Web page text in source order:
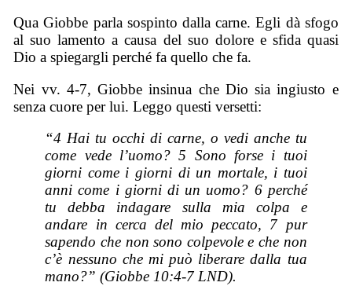
Qua Giobbe parla sospinto dalla carne. Egli dà sfogo
al suo lamento a causa del suo dolore e sfida quasi
Dio a spiegargli perché fa quello che fa.
Nei vv. 4-7, Giobbe insinua che Dio sia ingiusto e
senza cuore per lui. Leggo questi versetti:
“4 Hai tu occhi di carne, o vedi anche tu
come vede l’uomo? 5 Sono forse i tuoi
giorni come i giorni di un mortale, i tuoi
anni come i giorni di un uomo? 6 perché
tu debba indagare sulla mia colpa e
andare in cerca del mio peccato, 7 pur
sapendo che non sono colpevole e che non
c’è nessuno che mi può liberare dalla tua
mano?” (Giobbe 10:4-7 LND).